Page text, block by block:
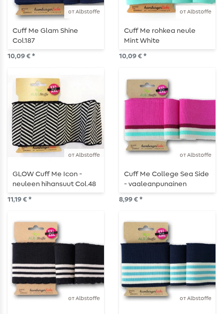
от Albstoffe
Cuff Me Glam Shine
Col.187
10,09 € *
от Albstoffe
Cuff Me rohkea neule
Mint White
10,09 € *
от Albstoffe
GLOW Cuff Me Icon -
neuleen hihansuut Col.48
11,19 € *
от Albstoffe
Cuff Me College Sea Side
- vaaleanpunainen
turkoosi
8,99 € *
от Albstoffe от Albstoffe